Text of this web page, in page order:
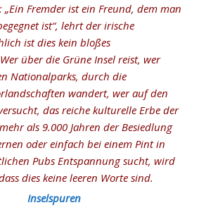
: „Ein Fremder ist ein Freund, dem man
ist“, lehrt der irische
ist dies kein bloßes
über die Grüne Insel reist, wer
Nationalparks, durch die
wandert, wer auf den
das reiche kulturelle Erbe der
als 9.000 Jahren der Besiedlung
oder einfach bei einem Pint in
Pubs Entspannung sucht, wird
dies keine leeren Worte sind.